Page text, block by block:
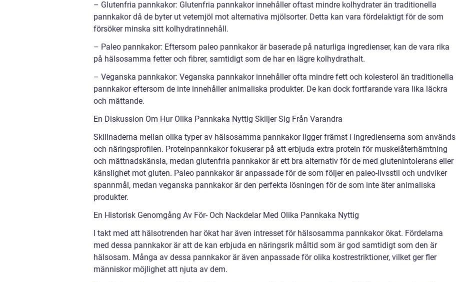
– Glutenfria pannkakor: Glutenfria pannkakor innehåller oftast mindre kolhydrater än traditionella
pannkakor då de byter ut vetemjöl mot alternativa mjölsorter. Detta kan vara fördelaktigt för de som
försöker minska sitt kolhydratinnehåll.
– Paleo pannkakor: Eftersom paleo pannkakor är baserade på naturliga ingredienser, kan de vara rika
på hälsosamma fetter och fibrer, samtidigt som de har en lägre kolhydrathalt.
– Veganska pannkakor: Veganska pannkakor innehåller ofta mindre fett och kolesterol än traditionella
pannkakor eftersom de inte innehåller animaliska produkter. De kan dock fortfarande vara lika läckra
och mättande.
En Diskussion Om Hur Olika Pannkaka Nyttig Skiljer Sig Från Varandra
Skillnaderna mellan olika typer av hälsosamma pannkakor ligger främst i ingredienserna som används
och näringsprofilen. Proteinpannkakor fokuserar på att erbjuda extra protein för muskelåterhämtning
och mättnadskänsla, medan glutenfria pannkakor är ett bra alternativ för de med glutenintolerans eller
känslighet mot gluten. Paleo pannkakor är anpassade för de som följer en paleo-livsstil och undviker
spannmål, medan veganska pannkakor är den perfekta lösningen för de som inte äter animaliska
produkter.
En Historisk Genomgång Av För- Och Nackdelar Med Olika Pannkaka Nyttig
I takt med att hälsotrenden har ökat har även intresset för hälsosamma pannkakor ökat. Fördelarna
med dessa pannkakor är att de kan erbjuda en näringsrik måltid som är god samtidigt som den är
hälsosam. Många av dessa pannkakor är även anpassade för olika kostrestriktioner, vilket ger fler
människor möjlighet att njuta av dem.